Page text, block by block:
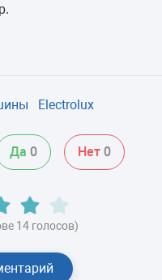
Electrolux
Да 0 Нет 0
14 голосов)